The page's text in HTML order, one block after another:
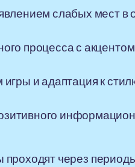
слабых мест в
процесса с
и адаптация к
через